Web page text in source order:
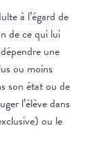
à l’égard de
de ce qui lui
une
ou moins
son état ou de
l’élève dans
ou le